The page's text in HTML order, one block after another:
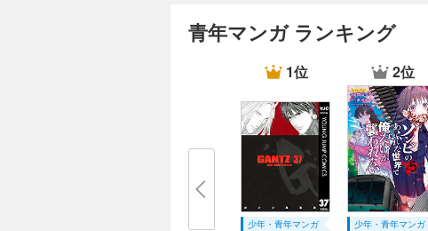
青年マンガ ランキング
1位
少年・青年マンガ
2位
少年・青年マンガ